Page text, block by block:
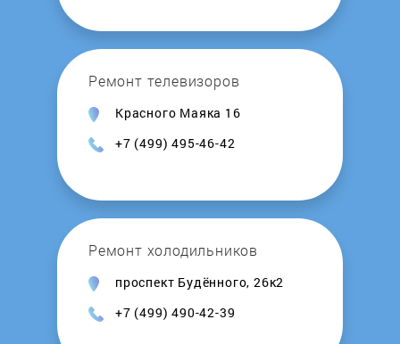
Ремонт телевизоров
Красного Маяка 16
+7 (499) 495-46-42
Ремонт холодильников
проспект Будённого, 26к2
+7 (499) 490-42-39